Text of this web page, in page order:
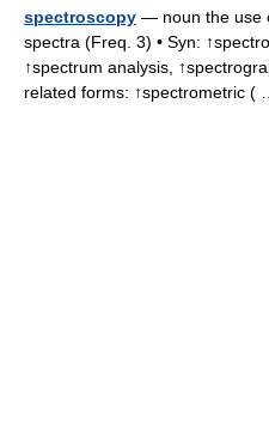
spectroscopy — noun the use
spectra (Freq. 3) • Syn:
↑spectrum analysis,
related forms: ↑spectrometric